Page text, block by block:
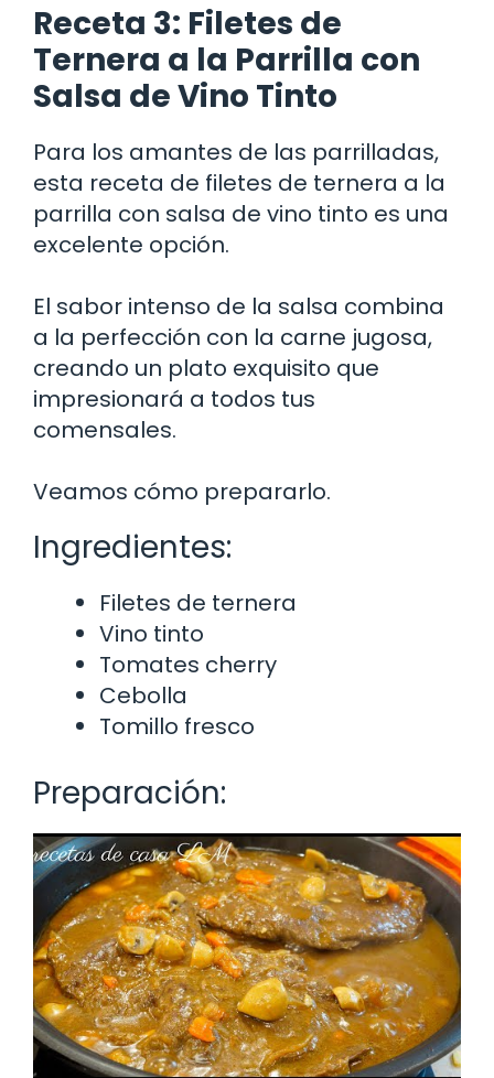
Receta 3: Filetes de
Ternera a la Parrilla con
Salsa de Vino Tinto
Para los amantes de las parrilladas,
esta receta de filetes de ternera a la
parrilla con salsa de vino tinto es una
excelente opción.
El sabor intenso de la salsa combina
a la perfección con la carne jugosa,
creando un plato exquisito que
impresionará a todos tus
comensales.
Veamos cómo prepararlo.
Ingredientes:
Filetes de ternera
Vino tinto
Tomates cherry
Cebolla
Tomillo fresco
Preparación: